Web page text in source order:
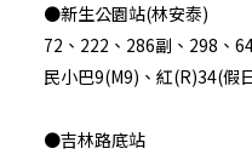
●新生公園站(林安泰)
72、222、286副、298、
民小巴9(M9)、紅(R)34(假
●吉林路底站